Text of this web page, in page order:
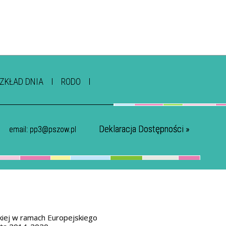
DNIA RODO
email: pp3@pszow.pl Deklaracja Dostępności »
w ramach Europejskiego